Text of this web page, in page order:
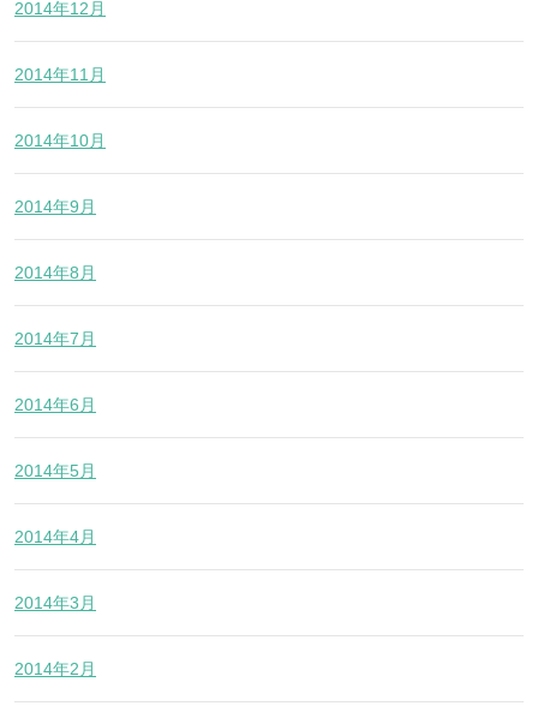
2014年12月
2014年11月
2014年10月
2014年9月
2014年8月
2014年7月
2014年6月
2014年5月
2014年4月
2014年3月
2014年2月